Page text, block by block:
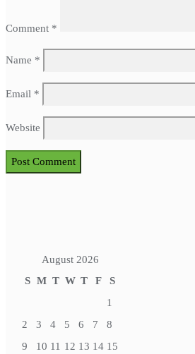
Comment *
Name *
Email *
Website
August 2026
S M T W T F
S
1
2
3 4 5 6 7
8
9
10 11 12 13 14 15